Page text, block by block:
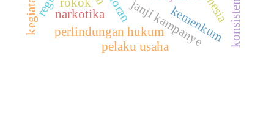
narkotika janji kampanye
kemenkum
perlindungan hukum
pelaku usaha